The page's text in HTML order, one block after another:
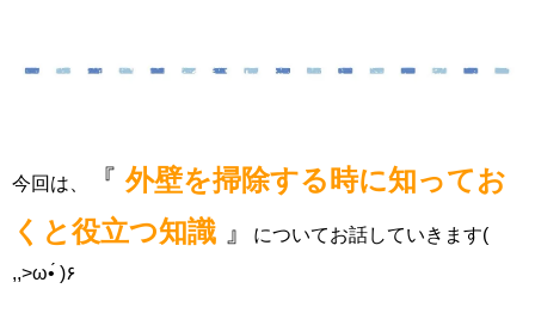
今回は、 『 外壁を掃除する時に知ってお
くと役立つ知識 』 についてお話していきます(
,,>ω•́ )۶